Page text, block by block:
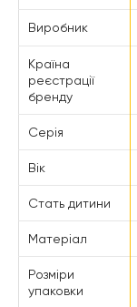
Виробник
Країна
реєстрації
бренду
Серія
Вік
Стать дитини
Матеріал
Розміри
упаковки